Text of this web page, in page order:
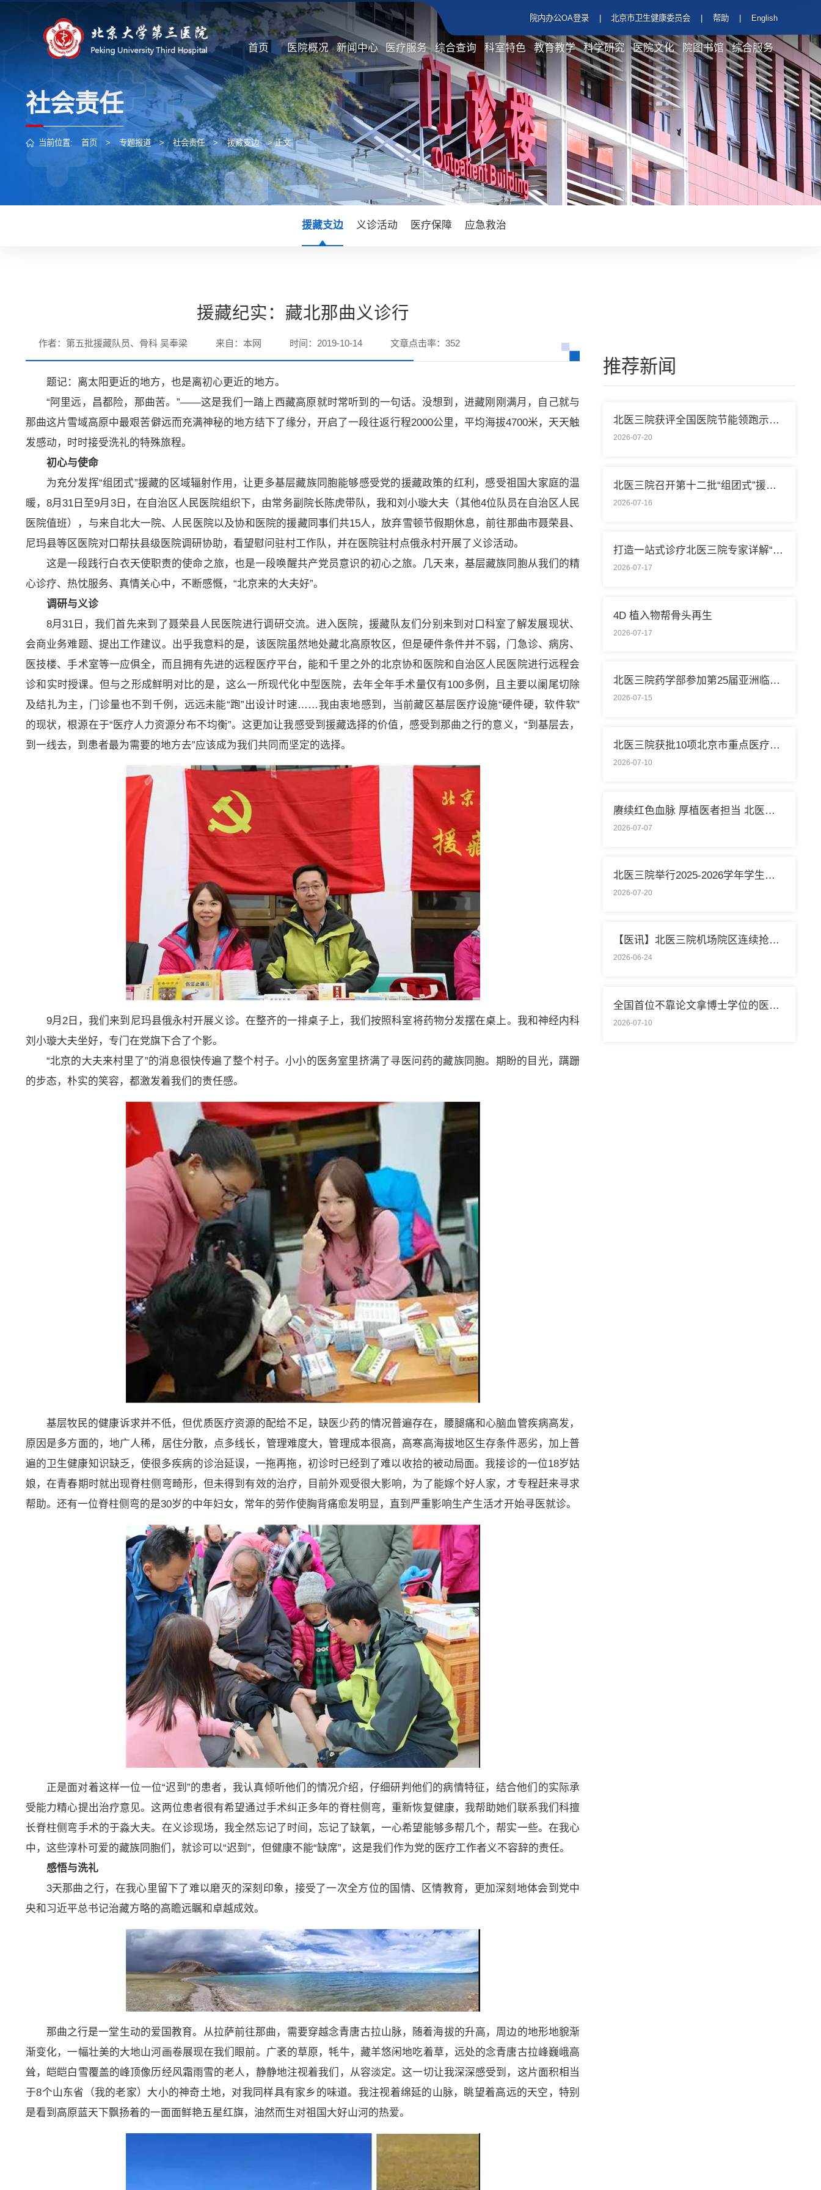
院内办公OA登录 北京市卫生健康委员会 帮助 English
首页 医院概况 新闻中心 医疗服务 综合查询 科室特色 教育教学 科学研究 医院文化 院图书馆 综合服务
社会责任
当前位置: 首页 > 专题报道 > 社会责任 > 援藏支边 > 正文
援藏支边 义诊活动 医疗保障 应急救治
援藏纪实：藏北那曲义诊行
作者：第五批援藏队员、骨科 吴奉梁 来自：本网 时间：2019-10-14 文章点击率： 352
题记：离太阳更近的地方，也是离初心更近的地方。
“阿里远，昌都险，那曲苦。”——这是我们一踏上西藏高原就时常听到的一句话。没想到，进藏刚刚满月，自己就与
那曲这片雪域高原中最艰苦僻远而充满神秘的地方结下了缘分，开启了一段往返行程2000公里，平均海拔4700米，天天触
发感动，时时接受洗礼的特殊旅程。
初心与使命
为充分发挥“组团式”援藏的区域辐射作用，让更多基层藏族同胞能够感受党的援藏政策的红利，感受祖国大家庭的温
暖，8月31日至9月3日，在自治区人民医院组织下，由常务副院长陈虎带队，我和刘小璇大夫（其他4位队员在自治区人民
医院值班），与来自北大一院、人民医院以及协和医院的援藏同事们共15人，放弃雪顿节假期休息，前往那曲市聂荣县、
尼玛县等区医院对口帮扶县级医院调研协助，看望慰问驻村工作队，并在医院驻村点俄永村开展了义诊活动。
这是一段践行白衣天使职责的使命之旅，也是一段唤醒共产党员意识的初心之旅。几天来，基层藏族同胞从我们的精
心诊疗、热忱服务、真情关心中，不断感慨，“北京来的大夫好”。
调研与义诊
8月31日，我们首先来到了聂荣县人民医院进行调研交流。进入医院，援藏队友们分别来到对口科室了解发展现状、
会商业务难题、提出工作建议。出乎我意料的是，该医院虽然地处藏北高原牧区，但是硬件条件并不弱，门急诊、病房、
医技楼、手术室等一应俱全，而且拥有先进的远程医疗平台，能和千里之外的北京协和医院和自治区人民医院进行远程会
诊和实时授课。但与之形成鲜明对比的是，这么一所现代化中型医院，去年全年手术量仅有100多例，且主要以阑尾切除
及结扎为主，门诊量也不到千例，远远未能“跑”出设计时速……我由衷地感到，当前藏区基层医疗设施“硬件硬，软件软”
的现状，根源在于“医疗人力资源分布不均衡”。这更加让我感受到援藏选择的价值，感受到那曲之行的意义，“到基层去，
到一线去，到患者最为需要的地方去”应该成为我们共同而坚定的选择。
9月2日，我们来到尼玛县俄永村开展义诊。在整齐的一排桌子上，我们按照科室将药物分发摆在桌上。我和神经内科
刘小璇大夫坐好，专门在党旗下合了个影。
“北京的大夫来村里了”的消息很快传遍了整个村子。小小的医务室里挤满了寻医问药的藏族同胞。期盼的目光，蹒跚
的步态，朴实的笑容，都激发着我们的责任感。
基层牧民的健康诉求并不低，但优质医疗资源的配给不足，缺医少药的情况普遍存在，腰腿痛和心脑血管疾病高发，
原因是多方面的，地广人稀，居住分散，点多线长，管理难度大，管理成本很高，高寒高海拔地区生存条件恶劣，加上普
遍的卫生健康知识缺乏，使很多疾病的诊治延误，一拖再拖，初诊时已经到了难以收拾的被动局面。我接诊的一位18岁姑
娘，在青春期时就出现脊柱侧弯畸形，但未得到有效的治疗，目前外观受很大影响，为了能嫁个好人家，才专程赶来寻求
帮助。还有一位脊柱侧弯的是30岁的中年妇女，常年的劳作使胸背痛愈发明显，直到严重影响生产生活才开始寻医就诊。
正是面对着这样一位一位“迟到”的患者，我认真倾听他们的情况介绍，仔细研判他们的病情特征，结合他们的实际承
受能力精心提出治疗意见。这两位患者很有希望通过手术纠正多年的脊柱侧弯，重新恢复健康，我帮助她们联系我们科擅
长脊柱侧弯手术的于淼大夫。在义诊现场，我全然忘记了时间，忘记了缺氧，一心希望能够多帮几个，帮实一些。在我心
中，这些淳朴可爱的藏族同胞们，就诊可以“迟到”，但健康不能“缺席”，这是我们作为党的医疗工作者义不容辞的责任。
感悟与洗礼
3天那曲之行，在我心里留下了难以磨灭的深刻印象，接受了一次全方位的国情、区情教育，更加深刻地体会到党中
央和习近平总书记治藏方略的高瞻远瞩和卓越成效。
那曲之行是一堂生动的爱国教育。从拉萨前往那曲，需要穿越念青唐古拉山脉，随着海拔的升高，周边的地形地貌渐
渐变化，一幅壮美的大地山河画卷展现在我们眼前。广袤的草原，牦牛，藏羊悠闲地吃着草，远处的念青唐古拉峰巍峨高
耸，皑皑白雪覆盖的峰顶像历经风霜雨雪的老人，静静地注视着我们，从容淡定。这一切让我深深感受到，这片面积相当
于8个山东省（我的老家）大小的神奇土地，对我同样具有家乡的味道。我注视着绵延的山脉，眺望着高远的天空，特别
是看到高原蓝天下飘扬着的一面面鲜艳五星红旗，油然而生对祖国大好山河的热爱。
推荐新闻
北医三院获评全国医院节能领跑示范单位称号
2026-07-20
北医三院召开第十二批“组团式”援藏医疗队欢送会
2026-07-16
打造一站式诊疗北医三院专家详解“控糖”新模式
2026-07-17
4D 植入物帮骨头再生
2026-07-17
北医三院药学部参加第25届亚洲临床药学大会
2026-07-15
北医三院获批10项北京市重点医疗技术临床应用培训基地
2026-07-10
赓续红色血脉 厚植医者担当 北医三院开展庆祝中国共产党成立105周年系列活动
2026-07-07
北医三院举行2025-2026学年学生暑期社会实践启动仪式
2026-07-20
【医讯】北医三院机场院区连续抢救两名致死性肺栓塞外籍旅客
2026-06-24
全国首位不靠论文拿博士学位的医学领域研究生通过答辩
2026-07-10